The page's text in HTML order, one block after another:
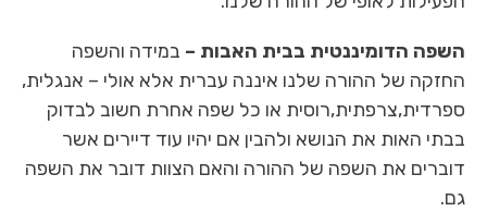
השפה הדומיננטית בבית האבות – במידה והשפה
החזקה של ההורה שלנו איננה עברית אלא אולי – אנגלית,
ספרדית,צרפתית,רוסית או כל שפה אחרת חשוב לבדוק
בבתי האות את הנושא ולהבין אם יהיו עוד דיירים אשר
דוברים את השפה של ההורה והאם הצוות דובר את השפה
גם.